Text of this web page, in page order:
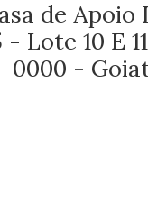
de
- Lote 10 E
0000 -